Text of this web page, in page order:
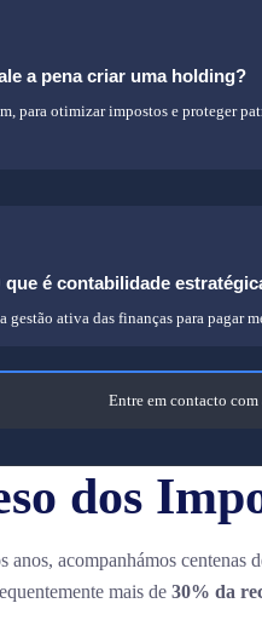
a pena criar uma holding?
para otimizar impostos e proteger
que é contabilidade
gestão ativa das finanças para pagar
Entre em contacto
dos
anos, acompanhámos centenas
mais de 30% da